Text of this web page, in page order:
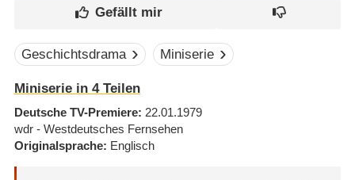
Geschichtsdrama Miniserie
Miniserie in 4 Teilen
Deutsche TV-Premiere 22.01.1979
wdr - Westdeutsches Fernsehen
Originalsprache Englisch